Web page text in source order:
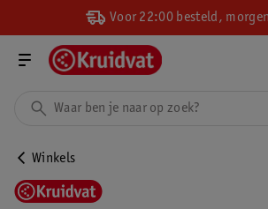
Voor 22:00 besteld,
Winkels